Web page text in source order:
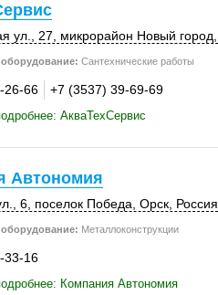
ул., 27, микрорайон Новый город,
Сантехнические работы
26-66 +7 (3537) 39-69-69
АкваТехСервис
Автономия
6, поселок Победа Орск, Россия
Металлоконструкции
33-16
Компания Автономия